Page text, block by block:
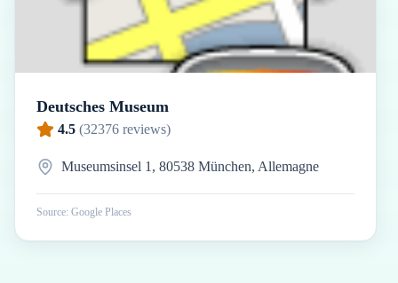
Deutsches Museum
4.5 (32376 reviews)
Museumsinsel 1, 80538 München, Allemagne
Source: Google Places